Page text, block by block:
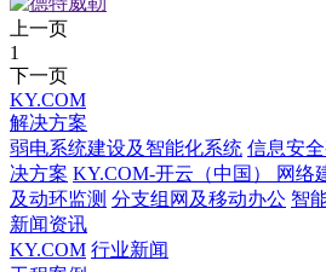
上一页
1
下一页
KY.COM
解决方案
弱电系统建设及智能化系统 信息安
决方案 KY.COM-开云（中国） 网络
及动环监测 分支组网及移动办公 智
新闻资讯
KY.COM 行业新闻